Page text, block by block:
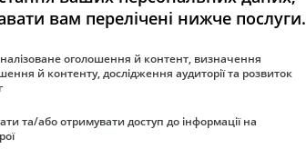
режим день/ночь
вам перелічені нижче послуги.
оголошення й контент, визначення
й контенту, дослідження аудиторії та розвиток
та/або отримувати доступ до інформації на